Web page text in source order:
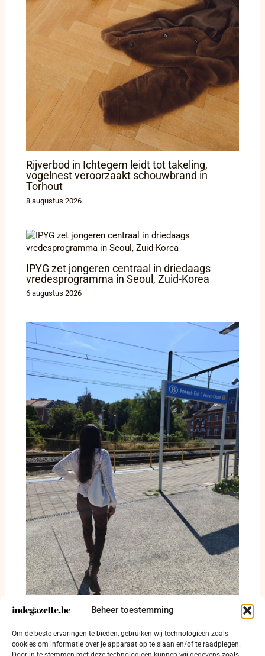
Beheer toestemming
Om de beste ervaringen te bieden, gebruiken wij technologieën zoals
cookies om informatie over je apparaat op te slaan en/of te raadplegen.
Rijverbod in Ichtegem leidt tot takeling,
vogelnest veroorzaakt schouwbrand in
Torhout
8 augustus 2026
IPYG zet jongeren centraal in driedaags
vredesprogramma in Seoul, Zuid-Korea
6 augustus 2026
Tussen bronwater, bouwkranen en een
verlaten autofabriek: hoe Vorst zichzelf
opnieuw uitvindt